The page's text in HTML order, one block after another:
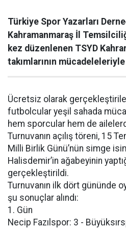
Türkiye Spor Yazarları
Kahramanmaraş İl
kez düzenlenen TSYD
takımlarının
Ücretsiz olarak
futbolcular yeşil sahada
hem sporcular hem de
Turnuvanın açılış töreni, 15
Milli Birlik Günü’nün simge
Halisdemir’in ağabeyinin
gerçekleştirildi.
Turnuvanın ilk dört gününde
şu sonuçlar alındı:
1. Gün
Necip Fazılspor: 3 -